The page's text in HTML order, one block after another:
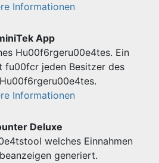
Informationen
App
Hu00f6rgeru00e4tes. Ein
fu00fcr jeden Besitzer des
Informationen
Deluxe
welches Einnahmen
generiert.